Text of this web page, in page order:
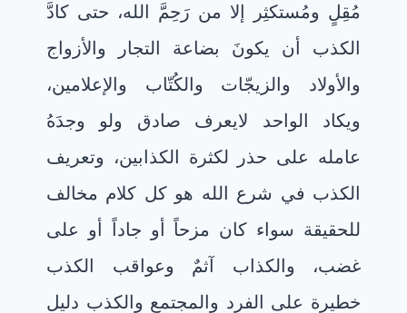
مُقِلٍ ومُستكثِر إلا من رَحِمَّ الله، حتى كادَّ
الكذب أن يكونَ بضاعة التجار والأزواج
والأولاد والزيجّات والكُتّاب والإعلامين،
ويكاد الواحد لايعرف صادق ولو وجدَهُ
عامله على حذر لكثرة الكذابين، وتعريف
الكذب في شرع الله هو كل كلام مخالف
للحقيقة سواء كان مزحاً أو جاداً أو على
غضب، والكذاب آثمٌ وعواقب الكذب
خطيرة على الفرد والمجتمع والكذب دليل